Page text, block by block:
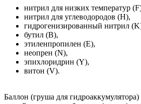
нитрил для низких температур
нитрил для углеводородов (H),
гидрогенизированный нитрил
бутил (B),
этиленпропилен (E),
неопрен (N),
эпихлоридрин (Y),
витон (V).
Баллон (груша для гидроаккумулятора)